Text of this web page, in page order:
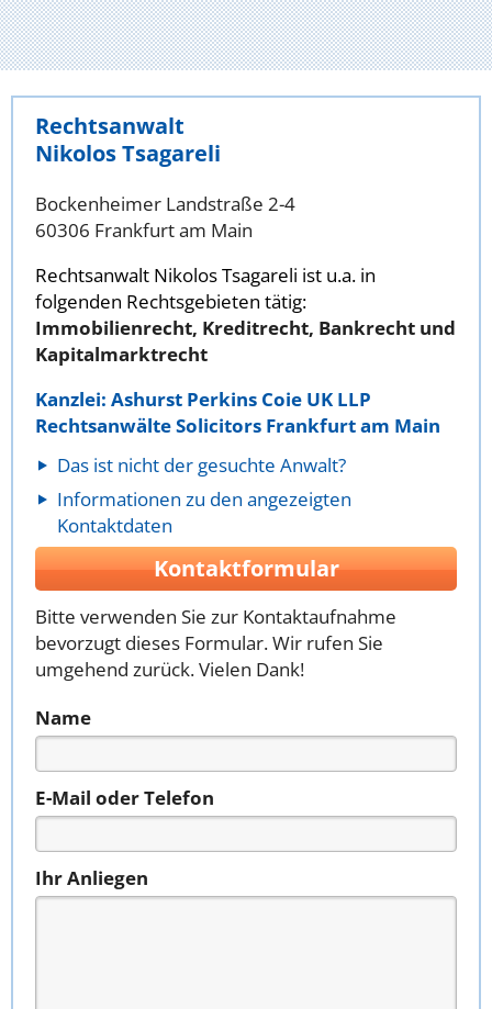
Rechtsanwalt
Nikolos Tsagareli
Bockenheimer Landstraße 2-4
60306 Frankfurt am Main
Rechtsanwalt Nikolos Tsagareli ist u.a. in
folgenden Rechtsgebieten tätig:
Immobilienrecht, Kreditrecht, Bankrecht und
Kapitalmarktrecht
Kanzlei: Ashurst Perkins Coie UK LLP
Rechtsanwälte Solicitors Frankfurt am Main
Das ist nicht der gesuchte Anwalt?
Informationen zu den angezeigten
Kontaktdaten
Kontaktformular
Bitte verwenden Sie zur Kontaktaufnahme
bevorzugt dieses Formular. Wir rufen Sie
umgehend zurück. Vielen Dank!
Name
E-Mail oder Telefon
Ihr Anliegen